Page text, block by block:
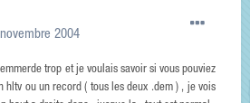
2004
trop et je voulais savoir si vous pouviez
hltv ou un record ( tous les deux .dem ) , je vois